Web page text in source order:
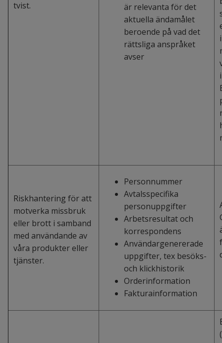
tvist.
är relevanta för det
aktuella ändamålet
beroende på vad det
rättsliga anspråket
avser
Riskhantering för att
motverka missbruk
eller brott i samband
med användande av
våra produkter eller
tjänster.
Personnummer
Avtalsspecifika
personuppgifter
Arbetsresultat och
korrespondens
Användargenererade
uppgifter, tex besöks-
och klickhistorik
Orderinformation
Fakturainformation